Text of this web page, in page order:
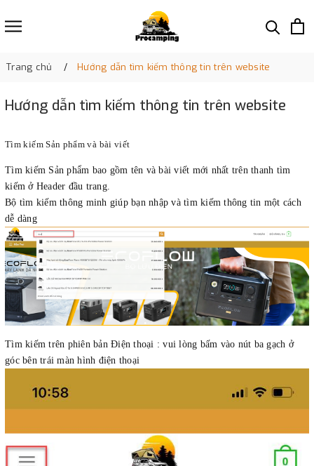
Trang chủ Hướng dẫn tìm kiếm thông tin trên website
Hướng dẫn tìm kiếm thông tin trên website
Tìm kiếm Sản phẩm và bài viết
Tìm kiếm Sản phẩm bao gồm tên và bài viết mới nhất trên thanh tìm
kiếm ở Header đầu trang.
Bộ tìm kiếm thông minh giúp bạn nhập và tìm kiếm thông tin một cách
dễ dàng
Tìm kiếm trên phiên bản Điện thoại : vui lòng bấm vào nút ba gạch ở
góc bên trái màn hình điện thoại